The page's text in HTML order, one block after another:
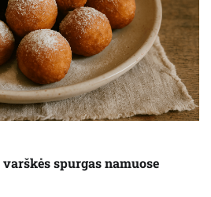
spurgas namuose